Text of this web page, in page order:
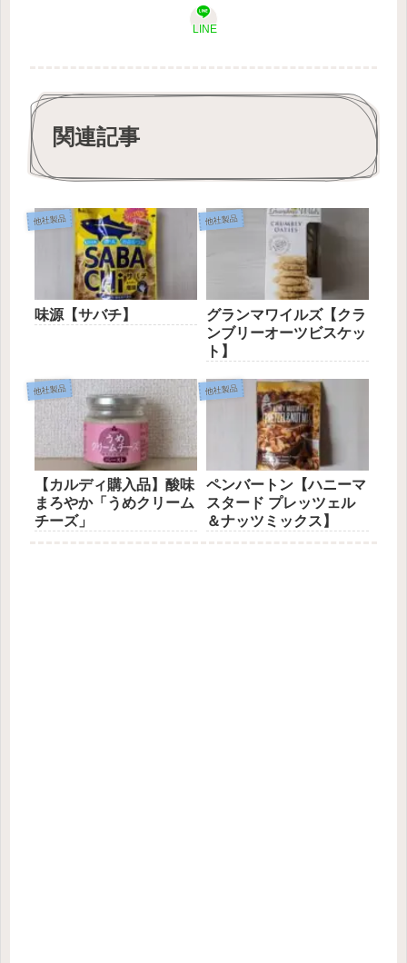
LINE
関連記事
他社製品
味源【サバチ】
他社製品
グランマワイルズ【クラ
ンブリーオーツビスケッ
ト】
他社製品
【カルディ購入品】酸味
まろやか「うめクリーム
チーズ」
他社製品
ペンバートン【ハニーマ
スタード プレッツェル
＆ナッツミックス】